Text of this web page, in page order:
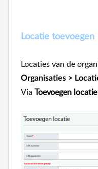
Locatie toevoegen
Locaties van de
Organisaties >
Via Toevoegen locatie